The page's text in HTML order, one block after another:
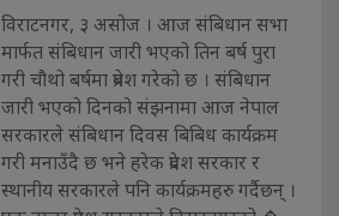
विराटनगर, ३ असोज । आज संबिधान सभा
मार्फत संबिधान जारी भएको तिन बर्ष पुरा
गरी चौथो बर्षमा प्रबेश गरेको छ । संबिधान
जारी भएको दिनको संझनामा आज नेपाल
सरकारले संबिधान दिवस बिबिध कार्यक्रम
गरी मनाउँदै छ भने हरेक प्रदेश सरकार र
स्थानीय सरकारले पनि कार्यक्रमहरु गर्दैछन् ।